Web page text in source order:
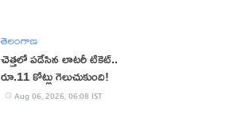
తెలంగాణ
చెత్తలో పడేసిన లాటరీ టికెట్..
రూ.11 కోట్లు గెలుచుకుంది!
Aug 06, 2026, 06:08 IST